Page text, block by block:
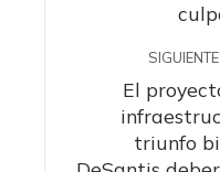
El
triunfo